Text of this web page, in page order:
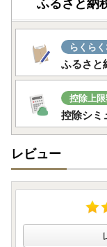
ふるさと納
らくら
ふるさと
控除上
控除シミ
レビュー